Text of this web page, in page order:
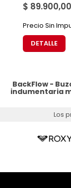
$ 89.900,00
Precio Sin
DETALLE
BackFlow -
indumentaria
Los